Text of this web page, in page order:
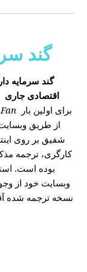
گند
گند سرمایه
اقتصادی جاری
از طریق
شفیق بر روی
کارگری، ترجمه
بوده است.
وبسایت خود از
نسخه ترجمه شده